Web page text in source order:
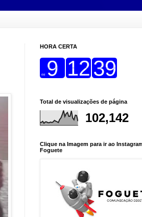
HORA CERTA
Total de visualizações de página
102,142
Clique na Imagem para ir ao
Foguete